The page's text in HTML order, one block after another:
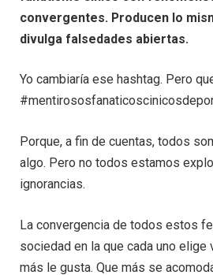
convergentes. Producen lo
divulga falsedades abiertas.
Yo cambiaría ese hashtag. Pero
Porque, a fin de cuentas, todos
algo. Pero no todos estamos
ignorancias.
La convergencia de todos estos
sociedad en la que cada uno elige
más le gusta. Que más se